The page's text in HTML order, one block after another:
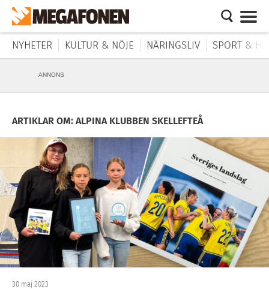
NYHETER KULTUR & NÖJE NÄRINGSLIV SPORT &
ANNONS
ARTIKLAR OM: ALPINA KLUBBEN SKELLEFTEÅ
30 maj 2023